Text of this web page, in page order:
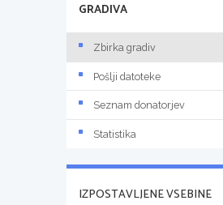
GRADIVA
Zbirka gradiv
Pošlji datoteke
Seznam donatorjev
Statistika
IZPOSTAVLJENE VSEBINE